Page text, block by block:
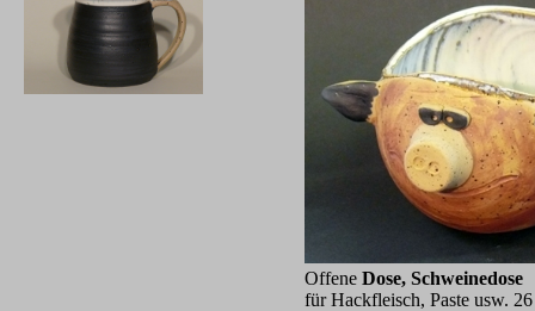
Unsere Keramik
Unterschiede in Form
wir mit dem Pinsel oder
und Farbspiele, die
Grundsätzlich sind alle
Offene Dose, Schweinedose
für Hackfleisch, Paste usw.